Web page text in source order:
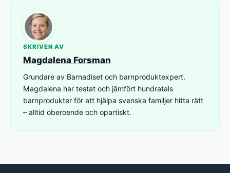
SKRIVEN AV
Magdalena Forsman
Grundare av Barnadiset och barnproduktexpert.
Magdalena har testat och jämfört hundratals
barnprodukter för att hjälpa svenska familjer hitta rätt
– alltid oberoende och opartiskt.